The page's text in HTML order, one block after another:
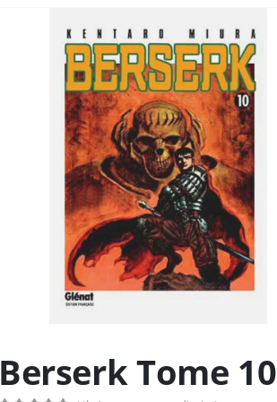
Berserk Tome